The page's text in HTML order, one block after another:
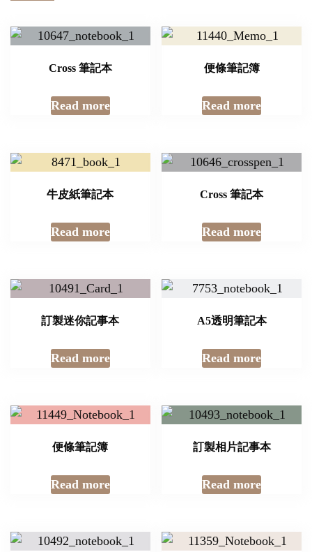
Cross 筆記本
Read more
便條筆記簿
Read more
牛皮紙筆記本
Read more
Cross 筆記本
Read more
訂製迷你記事本
Read more
A5透明筆記本
Read more
便條筆記簿
Read more
訂製相片記事本
Read more